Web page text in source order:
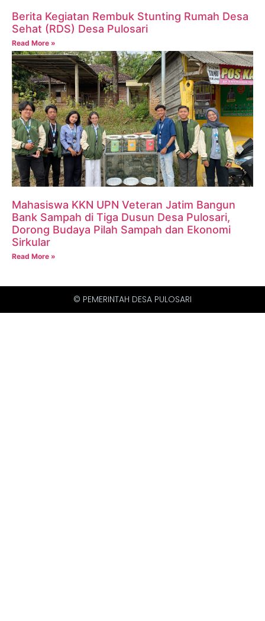
Berita Kegiatan Rembuk Stunting Rumah Desa
Sehat (RDS) Desa Pulosari
Read More »
Mahasiswa KKN UPN Veteran Jatim Bangun
Bank Sampah di Tiga Dusun Desa Pulosari,
Dorong Budaya Pilah Sampah dan Ekonomi
Sirkular
Read More »
© PEMERINTAH DESA PULOSARI